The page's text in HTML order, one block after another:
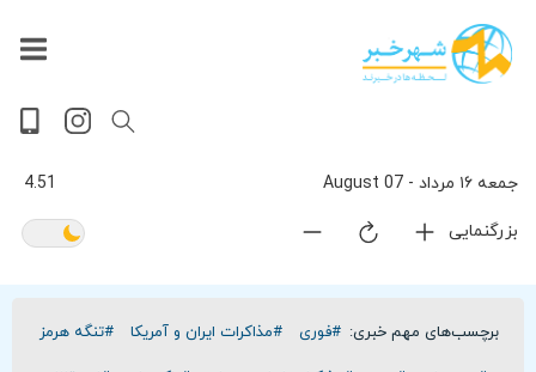
جمعه ۱۶ مرداد - 07 August 4.51
بزرگنمایی
پربیننده‌ترین
اخبار
آخرین
اخبار
پخش
داغ
ترین
سیاسی
ورزشی
اقتصادی
حوادث
گوناگون
تصویری
سلامت
جهان
فرهنگی
ویدیویی
بازار
برچسب‌های مهم خبری: #فوری #مذاکرات ایران و آمریکا #تنگه هرمز